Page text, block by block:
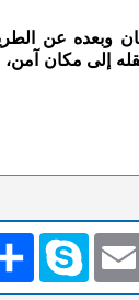
وبعده عن
إلى مكان
انشر Skype